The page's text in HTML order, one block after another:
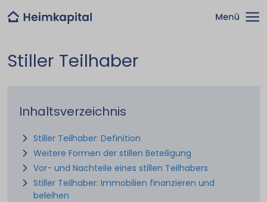
Stiller Teilhaber
Inhaltsverzeichnis
Stiller Teilhaber: Definition
Weitere Formen der stillen Beteiligung
Vor- und Nachteile eines stillen Teilhabers
Stiller Teilhaber: Immobilien finanzieren und
beleihen